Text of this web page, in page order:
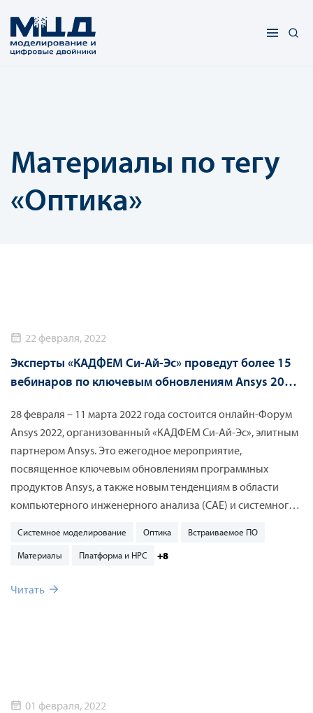
Материалы по тегу
«Оптика»
22 февраля, 2022
Эксперты «КАДФЕМ Си-Ай-Эс» проведут более 15
вебинаров по ключевым обновлениям Ansys 2022
28 февраля – 11 марта 2022 года состоится онлайн-Форум
Ansys 2022, организованный «КАДФЕМ Си-Ай-Эс», элитным
партнером Ansys. Это ежегодное мероприятие,
посвященное ключевым обновлениям программных
продуктов Ansys, а также новым тенденциям в области
компьютерного инженерного анализа (CAE) и системного
руководителей и технических специалистов, а также
представителей академических кругов из различных
Системное моделирование Оптика Встраиваемое ПО
Материалы Платформа и HPC +8
Читать
01 февраля, 2022